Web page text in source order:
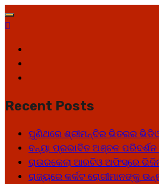
Recent Posts
ପୁଣିଥରେ ଶ୍ରୀମନ୍ଦିର ଭିତରର
ବନ୍ୟା ପ୍ରଭାବିତ ଅଞ୍ଚଳ
ରାଉରକେଲା ଆରଟିଓ ଅଫିସ୍‌ରେ
ରାଜ୍ୟରେ କର୍କଟ ରୋଗୀମାନଙ୍କୁ